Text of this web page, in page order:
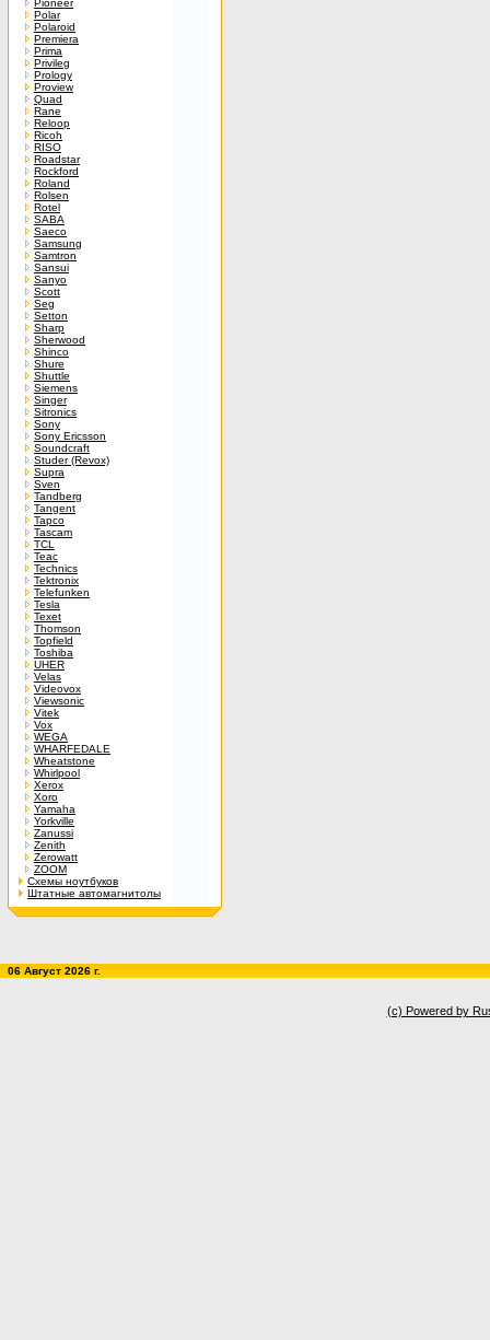
Pioneer
Polar
Polaroid
Premiera
Prima
Privileg
Prology
Proview
Quad
Rane
Reloop
Ricoh
RISO
Roadstar
Rockford
Roland
Rolsen
Rotel
SABA
Saeco
Samsung
Samtron
Sansui
Sanyo
Scott
Seg
Setton
Sharp
Sherwood
Shinco
Shure
Shuttle
Siemens
Singer
Sitronics
Sony
Sony Ericsson
Soundcraft
Studer (Revox)
Supra
Sven
Tandberg
Tangent
Tapco
Tascam
TCL
Teac
Technics
Tektronix
Telefunken
Tesla
Texet
Thomson
Topfield
Toshiba
UHER
Velas
Videovox
Viewsonic
Vitek
Vox
WEGA
WHARFEDALE
Wheatstone
Whirlpool
Xerox
Xoro
Yamaha
Yorkville
Zanussi
Zenith
Zerowatt
ZOOM
Схемы ноутбуков
Штатные автомагнитолы
06 Август 2026 г.
(c) Powered by